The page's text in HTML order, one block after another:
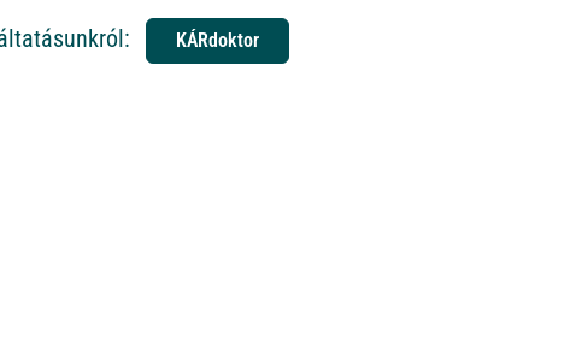
KÁRdoktor